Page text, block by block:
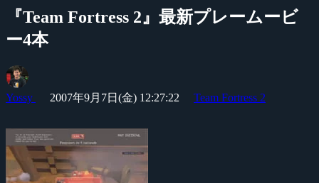
『Team Fortress 2』最新プレームービ
ー4本
Yossy 2007年9月7日(金) 12:27:22 Team Fortress 2